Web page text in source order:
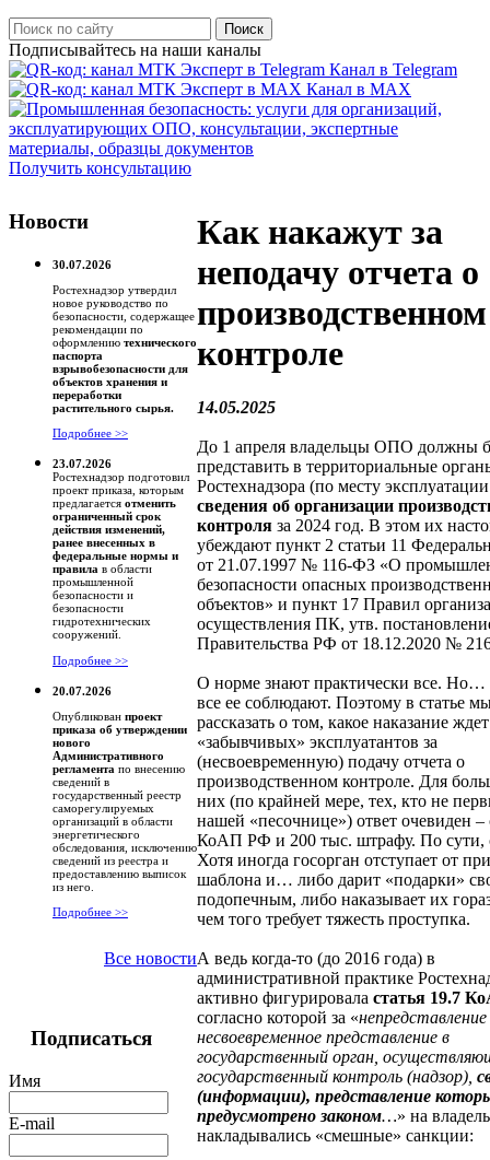
Поиск
Подписывайтесь на наши каналы
Канал в Telegram
Канал в MAX
Получить консультацию
Новости
30.07.2026
Ростехнадзор утвердил
новое руководство по
безопасности, содержащее
рекомендации по
оформлению технического
паспорта
взрывобезопасности для
объектов хранения и
переработки
растительного сырья.
Подробнее >>
23.07.2026
Ростехнадзор подготовил
проект приказа, которым
предлагается отменить
ограниченный срок
действия изменений,
ранее внесенных в
федеральные нормы и
правила в области
промышленной
безопасности и
безопасности
гидротехнических
сооружений.
Подробнее >>
20.07.2026
Опубликован проект
приказа об утверждении
нового
Административного
регламента по внесению
сведений в
государственный реестр
саморегулируемых
организаций в области
энергетического
обследования, исключению
сведений из реестра и
предоставлению выписок
из него.
Подробнее >>
Все новости
Подписаться
Имя
E-mail
Как накажут за
неподачу отчета о
производственном
контроле
14.05.2025
До 1 апреля владельцы ОПО должны
представить в территориальные
Ростехнадзора (по месту
сведения об организации
контроля за 2024 год. В этом их
убеждают пункт 2 статьи 11
от 21.07.1997 № 116-ФЗ «О
безопасности опасных
объектов» и пункт 17 Правил
осуществления ПК, утв.
Правительства РФ от 18.12.2020 №
О норме знают практически все. Но…
все ее соблюдают. Поэтому в статье
рассказать о том, какое наказание ждет
«забывчивых» эксплуатантов за
(несвоевременную) подачу отчета о
производственном контроле. Для
них (по крайней мере, тех, кто не
нашей «песочнице») ответ очевиден –
КоАП РФ и 200 тыс. штрафу. По сути,
Хотя иногда госорган отступает от
шаблона и… либо дарит «подарки»
подопечным, либо наказывает их
чем того требует тяжесть проступка.
А ведь когда-то (до 2016 года) в
административной практике
активно фигурировала статья 19.7
согласно которой за «непредставление
несвоевременное представление в
государственный орган,
государственный контроль (надзор),
(информации), представление
предусмотрено законом…» на
накладывались «смешные» санкции: